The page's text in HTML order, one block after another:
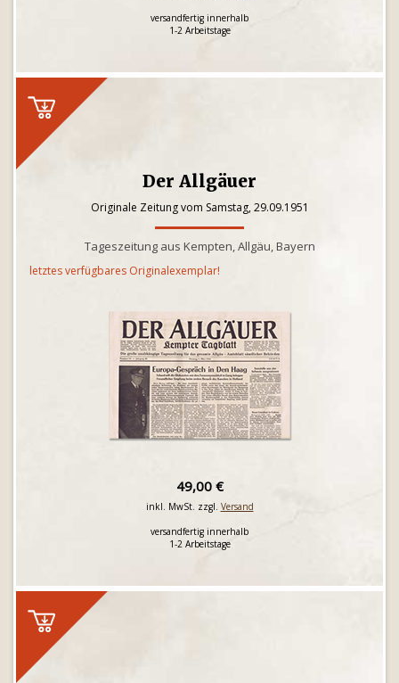
versandfertig innerhalb
1-2 Arbeitstage
Der Allgäuer
Originale Zeitung vom Samstag, 29.09.1951
Tageszeitung aus Kempten, Allgäu, Bayern
letztes verfügbares Originalexemplar!
49,00 €
inkl. MwSt. zzgl. Versand
versandfertig innerhalb
1-2 Arbeitstage